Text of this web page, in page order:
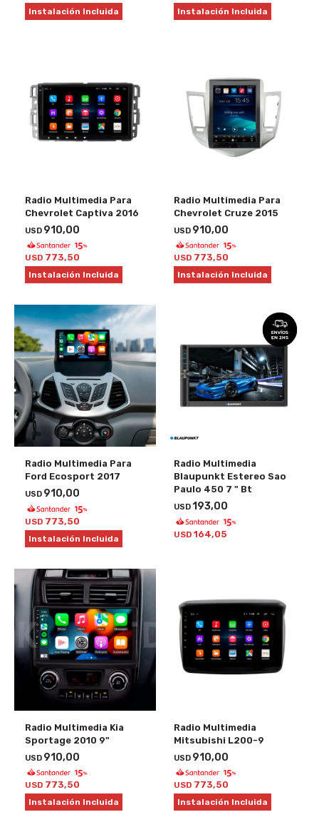
Instalación Incluida Instalación Incluida
Radio Multimedia Para
Chevrolet Captiva 2016
USD 910,00
USD 773,50
Instalación Incluida
Radio Multimedia Para
Chevrolet Cruze 2015
USD 910,00
USD 773,50
Instalación Incluida
Radio Multimedia Para
Ford Ecosport 2017
USD 910,00
USD 773,50
Instalación Incluida
Radio Multimedia
Blaupunkt Estereo Sao
Paulo 450 7 " Bt
USD193,00
USD 164,05
Radio Multimedia Kia
Sportage 2010 9"
USD 910,00
USD 773,50
Instalación Incluida
Radio Multimedia
Mitsubishi L200-9
USD 910,00
USD 773,50
Instalación Incluida